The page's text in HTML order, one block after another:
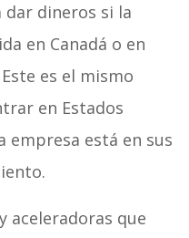
dar dineros si la
en Canadá o en
es el mismo
en Estados
empresa está en sus
aceleradoras que